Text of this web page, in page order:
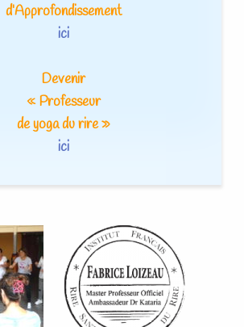
d’Approfondissement
ici
Devenir
« Professeur
de yoga du rire »
ici